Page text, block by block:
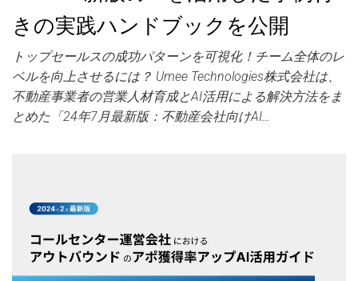
きの実践ハンドブックを公開
トップセールスの成功パターンを可視化！チーム全体のレ
ベルを向上させるには？ Umee Technologies株式会社は、
不動産事業者の営業人材育成とAI活用による解決方法をま
とめた「24年7月最新版：不動産会社向けAI…